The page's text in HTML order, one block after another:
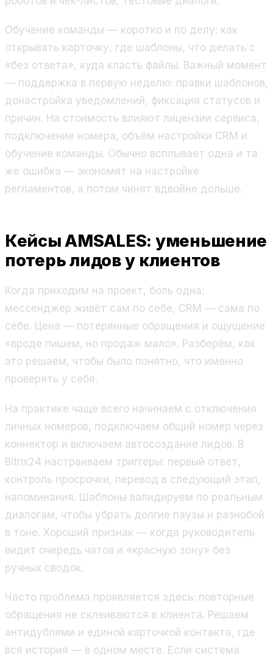
Обучение команды — коротко и по делу: как
открывать карточку, где шаблоны, что делать с
«без ответа», куда класть файлы. Важный момент
— поддержка в первую неделю: правки шаблонов,
донастройка уведомлений, фиксация статусов и
причин. На стоимость влияют лицензии сервиса,
подключение номера, объём настройки CRM и
обучение команды. Обычно всплывает одна и та
же ошибка — экономят на настройке
регламентов, а потом чинят вдвойне дольше.
Кейсы AMSALES: уменьшение
потерь лидов у клиентов
Когда приходим на проект, боль одна:
мессенджер живёт сам по себе, CRM — сама по
себе. Цена — потерянные обращения и ощущение
«вроде пишем, но продаж мало». Разберём, как
это решаем, чтобы было понятно, что именно
проверять у себя.
На практике чаще всего начинаем с отключения
личных номеров, подключаем общий номер через
коннектор и включаем автосоздание лидов. В
Bitrix24 настраиваем триггеры: первый ответ,
контроль просрочки, перевод в следующий этап,
напоминания. Шаблоны валидируем по реальным
диалогам, чтобы убрать долгие паузы и разнобой
в тоне. Хороший признак — когда руководитель
видит очередь чатов и «красную зону» без
ручных сводок.
Часто проблема проявляется здесь: повторные
обращения не склеиваются в клиента. Решаем
антидублями и единой карточкой контакта, где
вся история — в одном месте. Если система